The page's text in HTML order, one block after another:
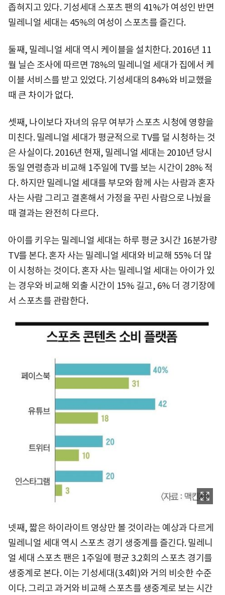
좁혀지고 있다. 기성세대 스포츠 팬의 41%가 여성인 반면
밀레니얼 세대는 45%의 여성이 스포츠를 즐긴다.
둘째, 밀레니얼 세대 역시 케이블을 설치한다. 2016년 11
월 닐슨 조사에 따르면 78%의 밀레니얼 세대가 집에서 케
이블 서비스를 받고 있었다. 기성세대의 84%와 비교했을
때 큰 차이가 없다.
셋째, 나이보다 자녀의 유무 여부가 스포츠 시청에 영향을
미친다. 밀레니얼 세대가 평균적으로 TV를 덜 시청하는 것
은 사실이다. 2016년 현재, 밀레니얼 세대는 2010년 당시
동일 연령층과 비교해 1주일에 TV를 보는 시간이 28% 적
다. 하지만 밀레니얼 세대를 부모와 함께 사는 사람과 혼자
사는 사람 그리고 결혼해서 가정을 꾸린 사람으로 나눴을
때 결과는 완전히 다르다.
아이를 키우는 밀레니얼 세대는 하루 평균 3시간 16분가량
TV를 본다. 혼자 사는 밀레니얼 세대와 비교해 55% 더 많
이 시청하는 것이다. 혼자 사는 밀레니얼 세대는 아이가 있
는 경우와 비교해 외출 시간이 15% 길고, 6% 더 경기장에
서 스포츠를 관람한다.
넷째, 짧은 하이라이트 영상만 볼 것이라는 예상과 다르게
밀레니얼 세대 역시 스포츠 경기 생중계를 즐긴다. 밀레니
얼 세대 스포츠 팬은 1주일에 평균 3.2회의 스포츠 경기를
생중계로 본다. 이는 기성세대(3.4회)와 거의 비슷한 수준
이다. 그리고 과거와 비교해 스포츠를 생중계로 보는 시간